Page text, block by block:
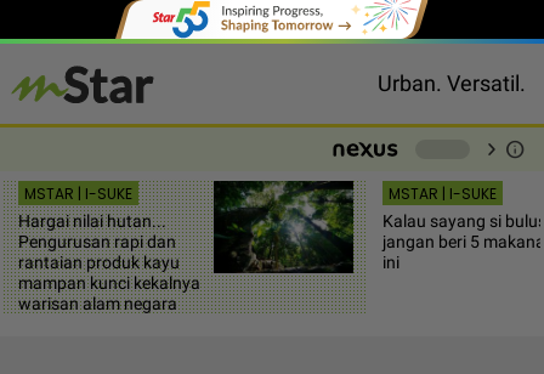
Urban. Versatil.
chevron_right info
MSTAR | I-SUKE
Hargai nilai hutan...
Pengurusan rapi dan
rantaian produk kayu
mampan kunci kekalnya
warisan alam negara
MSTAR | I-SUKE
Kalau sayang si
jangan beri 5
ini